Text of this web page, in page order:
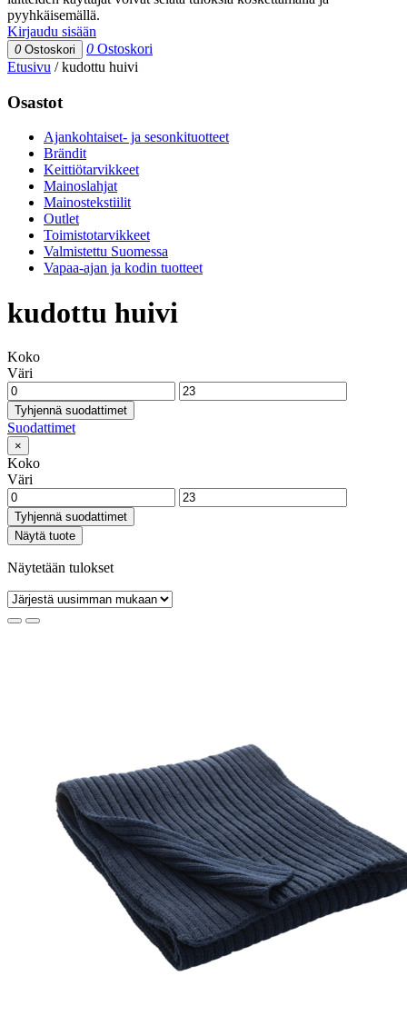
pyyhkäisemällä.
Kirjaudu sisään
0 Ostoskori 0 Ostoskori
Etusivu /kudottu huivi
Osastot
Ajankohtaiset- ja sesonkituotteet
Brändit
Keittiötarvikkeet
Mainoslahjat
Mainostekstiilit
Outlet
Toimistotarvikkeet
Valmistettu Suomessa
Vapaa-ajan ja kodin tuotteet
kudottu huivi
Koko
Väri
Tyhjennä suodattimet
Suodattimet
×
Koko
Väri
Tyhjennä suodattimet
Näytä tuote
Näytetään tulokset